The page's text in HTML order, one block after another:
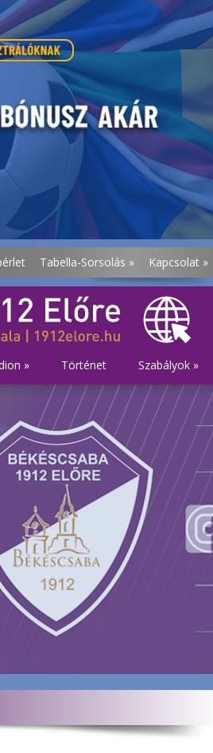
Tabella-Sorsolás » Kapcsolat »
» Történet Szabályok »